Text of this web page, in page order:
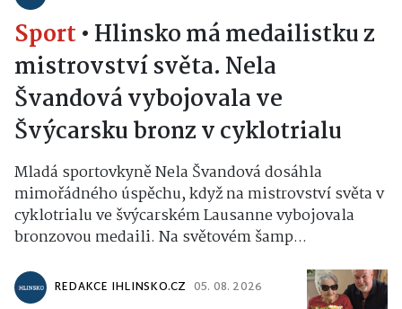
Sport • Hlinsko má medailistku z
mistrovství světa. Nela
Švandová vybojovala ve
Švýcarsku bronz v cyklotrialu
Mladá sportovkyně Nela Švandová dosáhla
mimořádného úspěchu, když na mistrovství světa v
cyklotrialu ve švýcarském Lausanne vybojovala
bronzovou medaili. Na světovém šamp...
REDAKCE IHLINSKO.CZ 05. 08. 2026